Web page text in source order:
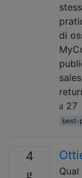
di
27
best-
4